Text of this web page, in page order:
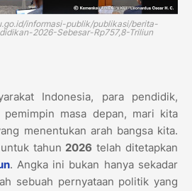
informasi-publik/publikasi/berita-
2026-Sebesar-Rp757,8-Triliun
Indonesia, para pendidik,
masa depan, mari kita
menentukan arah bangsa kita.
tahun 2026 telah ditetapkan
. Angka ini bukan hanya sekadar
sebuah pernyataan politik yang